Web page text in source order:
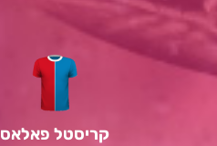
קריסטל פאלאס